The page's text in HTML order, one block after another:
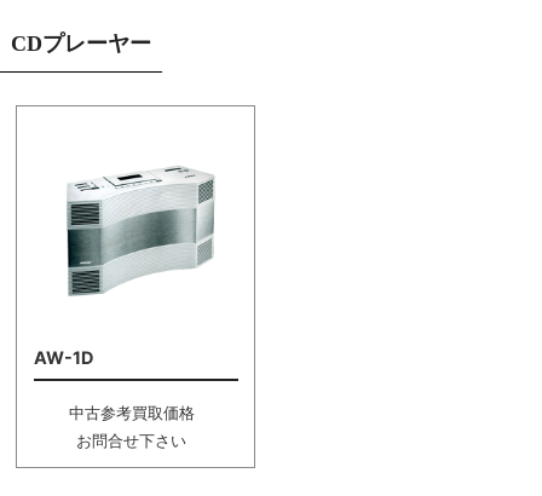
CDプレーヤー
AW-1D
中古参考買取価格
お問合せ下さい